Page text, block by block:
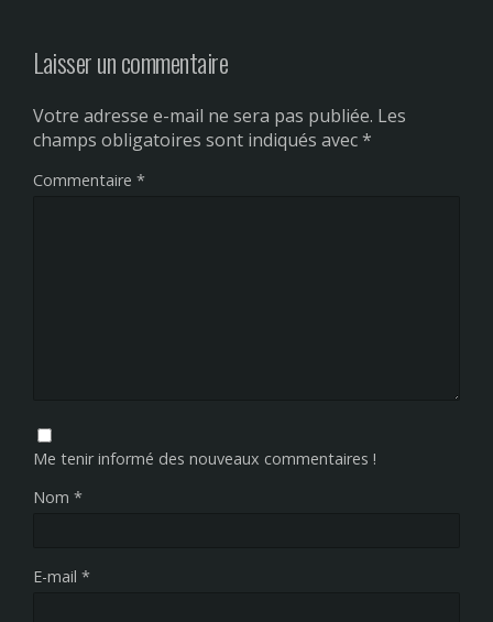
Laisser un commentaire
Votre adresse e-mail ne sera pas publiée. Les
champs obligatoires sont indiqués avec*
Commentaire *
Me tenir informé des nouveaux commentaires !
Nom *
E-mail *